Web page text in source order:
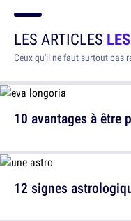
LES ARTICLES
Ceux qu'il ne faut surtout pas
10 avantages à être
12 signes